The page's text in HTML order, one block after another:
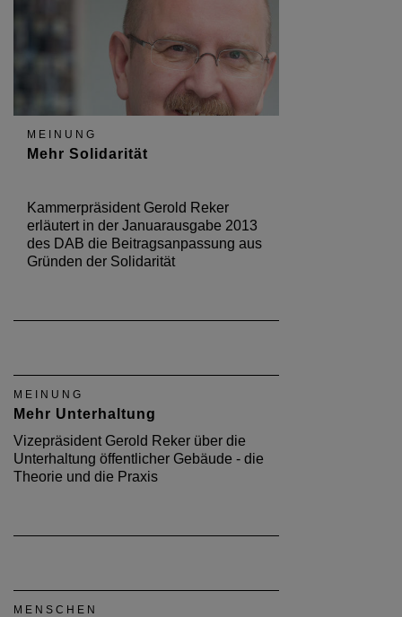
MEINUNG
Mehr Solidarität
Kammerpräsident Gerold Reker
erläutert in der Januarausgabe 2013
des DAB die Beitragsanpassung aus
Gründen der Solidarität
MEINUNG
Mehr Unterhaltung
Vizepräsident Gerold Reker über die
Unterhaltung öffentlicher Gebäude - die
Theorie und die Praxis
MENSCHEN